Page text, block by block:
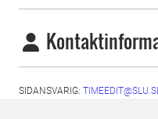
SIDANSVARIG: